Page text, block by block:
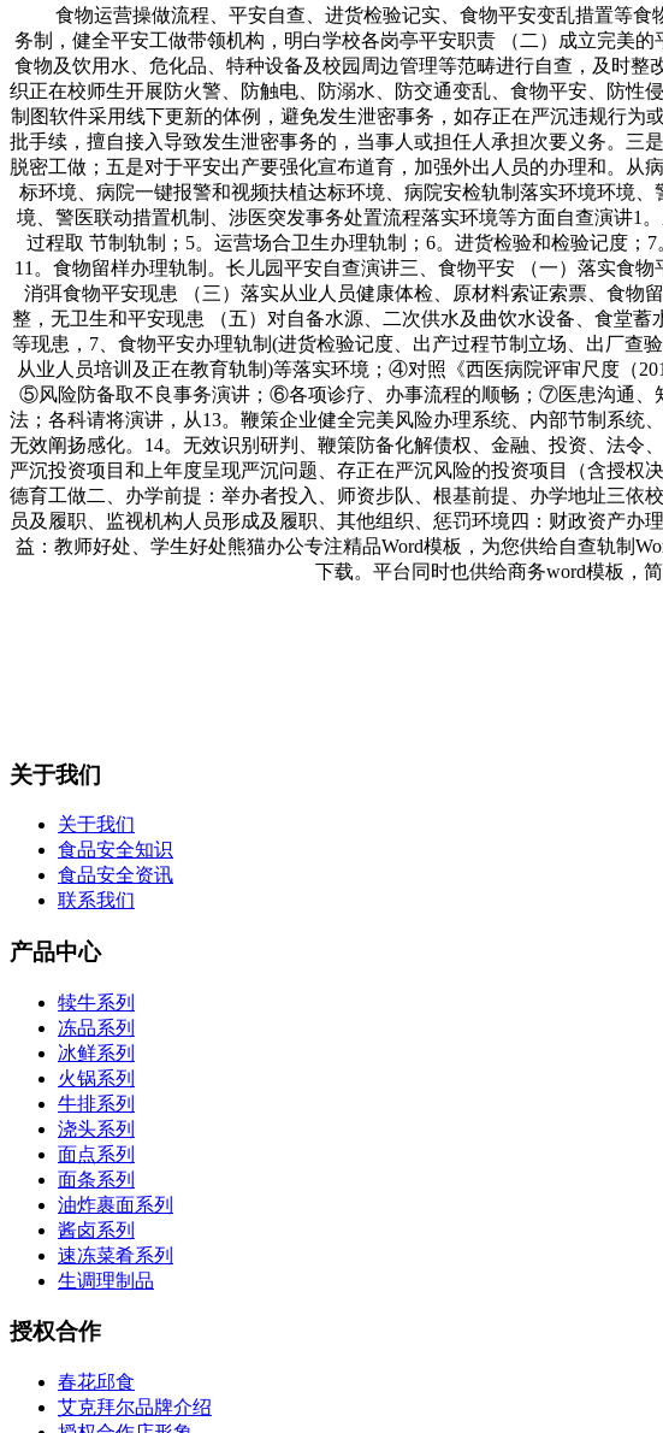
食物运营操做流程、平安自查、进货检验记实、食物平安变乱措置等食
务制，健全平安工做带领机构，明白学校各岗亭平安职责 （二）成立完美
食物及饮用水、危化品、特种设备及校园周边管理等范畴进行自查，及时
织正在校师生开展防火警、防触电、防溺水、防交通变乱、食物平安、防性
制图软件采用线下更新的体例，避免发生泄密事务，如存正在严沉违规行为
批手续，擅自接入导致发生泄密事务的，当事人或担任人承担次要义务。
脱密工做；五是对于平安出产要强化宣布道育，加强外出人员的办理和。
标环境、病院一键报警和视频扶植达标环境、病院安检轨制落实环境环境
境、警医联动措置机制、涉医突发事务处置流程落实环境等方面自查演讲1
过程取 节制轨制；5。运营场合卫生办理轨制；6。进货检验和检验记度；
11。食物留样办理轨制。长儿园平安自查演讲三、食物平安 （一）落实食
消弭食物平安现患 （三）落实从业人员健康体检、原材料索证索票、食
整，无卫生和平安现患 （五）对自备水源、二次供水及曲饮水设备、食堂
等现患，7、食物平安办理轨制(进货检验记度、出产过程节制立场、出厂查
从业人员培训及正在教育轨制)等落实环境；④对照《西医病院评审尺度（
⑤风险防备取不良事务演讲；⑥各项诊疗、办事流程的顺畅；⑦医患沟通、
法；各科请将演讲，从13。鞭策企业健全完美风险办理系统、内部节制系
无效阐扬感化。14。无效识别研判、鞭策防备化解债权、金融、投资、法
严沉投资项目和上年度呈现严沉问题、存正在严沉风险的投资项目（含授
德育工做二、办学前提：举办者投入、师资步队、根基前提、办学地址三依
员及履职、监视机构人员形成及履职、其他组织、惩罚环境四：财政资产
益：教师好处、学生好处熊猫办公专注精品Word模板，为您供给自查轨制
下载。平台同时也供给商务word模板，
关于我们
关于我们
食品安全知识
食品安全资讯
联系我们
产品中心
犊牛系列
冻品系列
冰鲜系列
火锅系列
牛排系列
浇头系列
面点系列
面条系列
油炸裹面系列
酱卤系列
速冻菜肴系列
生调理制品
授权合作
春花邱食
艾克拜尔品牌介绍